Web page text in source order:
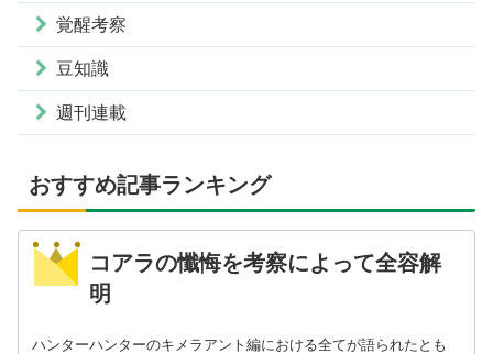
覚醒考察
豆知識
週刊連載
おすすめ記事ランキング
コアラの懺悔を考察によって全容解
明
ハンターハンターのキメラアント編における全てが語られたとも